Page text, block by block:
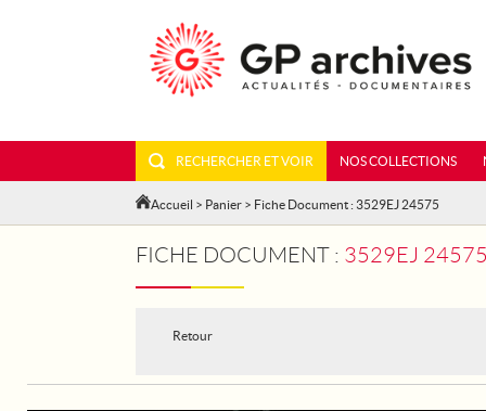
RECHERCHER ET VOIR NOS COLLECTIONS
Accueil > Panier > Fiche Document : 3529EJ 24575
FICHE DOCUMENT : 3529EJ
Retour